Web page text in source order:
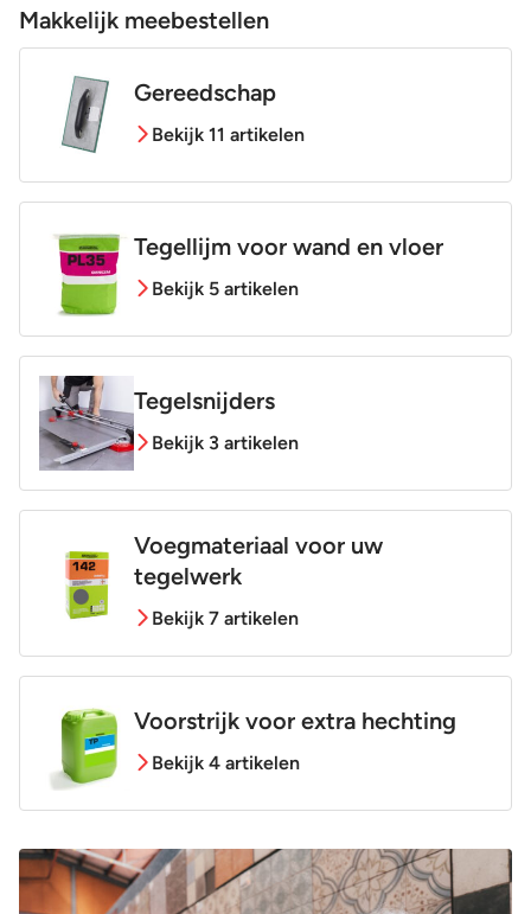
Makkelijk meebestellen
Gereedschap
Bekijk 11 artikelen
Tegellijm voor wand en vloer
Bekijk 5 artikelen
Tegelsnijders
Bekijk 3 artikelen
Voegmateriaal voor uw
tegelwerk
Bekijk 7 artikelen
Voorstrijk voor extra hechting
Bekijk 4 artikelen